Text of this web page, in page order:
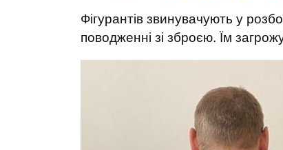
Фігурантів звинувачують у
поводженні зі зброєю. Їм